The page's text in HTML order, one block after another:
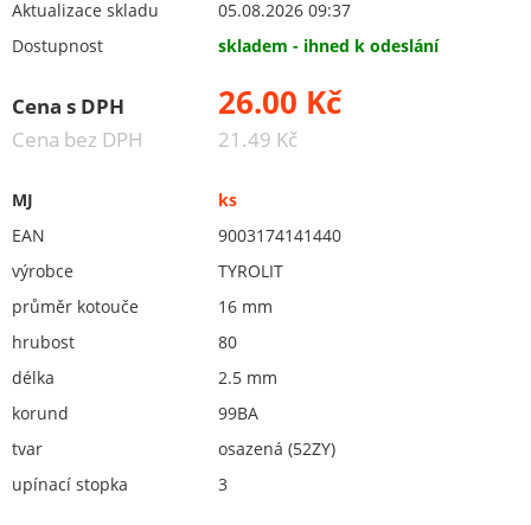
speciální
brousící segmenty, kameny, pilníky
Redukční vložky pro keramické kotouče
Flex. kotouče
Brusivo na podložce
Vrtací nástroje, vykružováky, závity
Kartáče
Aktualizace skladu
05.08.2026 09:37
Dostupnost
skladem - ihned k odeslání
Cena s DPH 26.00 Kč
Cena bez DPH 21.49 Kč
MJ
ks
EAN
9003174141440
výrobce
TYROLIT
průměr kotouče
16 mm
hrubost
80
délka
2.5 mm
korund
99BA
tvar
osazená (52ZY)
upínací stopka
3